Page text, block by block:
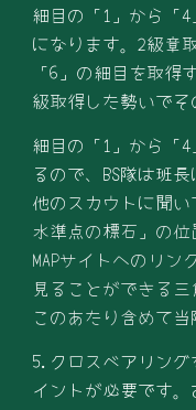
細目の「1」から「
になります。2級章
「6」の細目を取得
級取得した勢いでそ
細目の「1」から「
るので、BS隊は班
他のスカウトに聞
水準点の標石」 の
MAPサイトへのリ
見ることができる三
このあたり含めて当
5.クロスベアリン
イントが必要です